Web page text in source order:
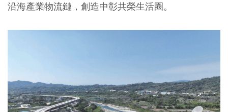
沿海產業物流鏈，創造中彰共榮生活圈。